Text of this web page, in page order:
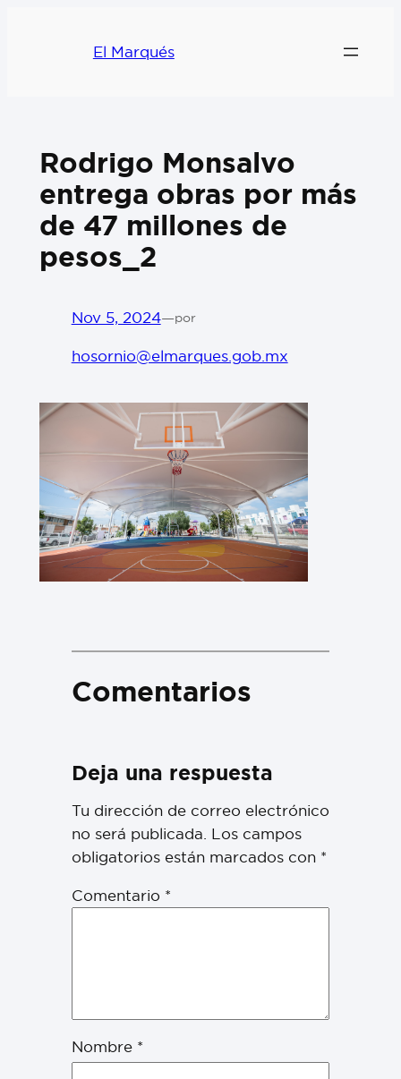
El Marqués
Rodrigo Monsalvo
entrega obras por más
de 47 millones de
pesos_2
Nov 5, 2024—por
hosornio@elmarques.gob.mx
Comentarios
Deja una respuesta
Tu dirección de correo electrónico
no será publicada. Los campos
obligatorios están marcados con *
Comentario *
Nombre *